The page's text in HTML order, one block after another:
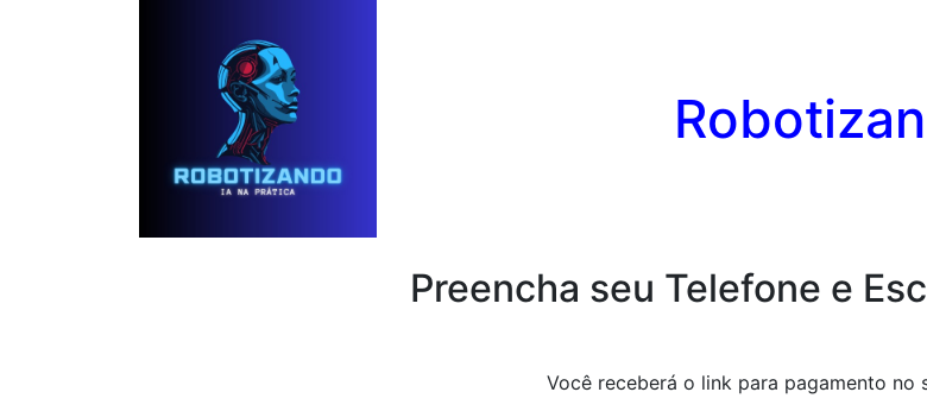
Preencha seu Telefone e
Você receberá o link para pagamento no